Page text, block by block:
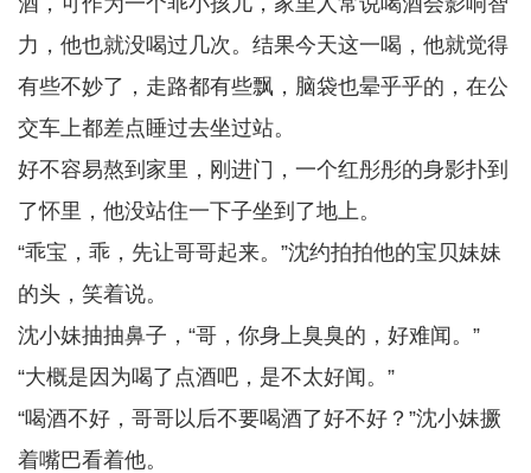
力，他也就没喝过几次。结果今天这一喝，他就觉得
有些不妙了，走路都有些飘，脑袋也晕乎乎的，在公
交车上都差点睡过去坐过站。
好不容易熬到家里，刚进门，一个红彤彤的身影扑到
了怀里，他没站住一下子坐到了地上。
“乖宝，乖，先让哥哥起来。”沈约拍拍他的宝贝妹妹
的头，笑着说。
沈小妹抽抽鼻子，“哥，你身上臭臭的，好难闻。”
“大概是因为喝了点酒吧，是不太好闻。”
“喝酒不好，哥哥以后不要喝酒了好不好？”沈小妹撅
着嘴巴看着他。